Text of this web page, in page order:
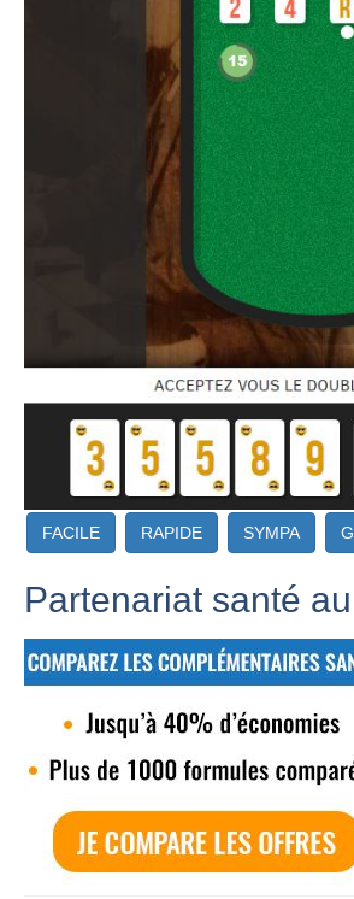
FACILE RAPIDE SYMPA
Partenariat santé